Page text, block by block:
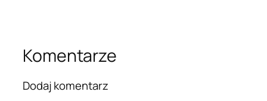
Komentarze
Dodaj komentarz